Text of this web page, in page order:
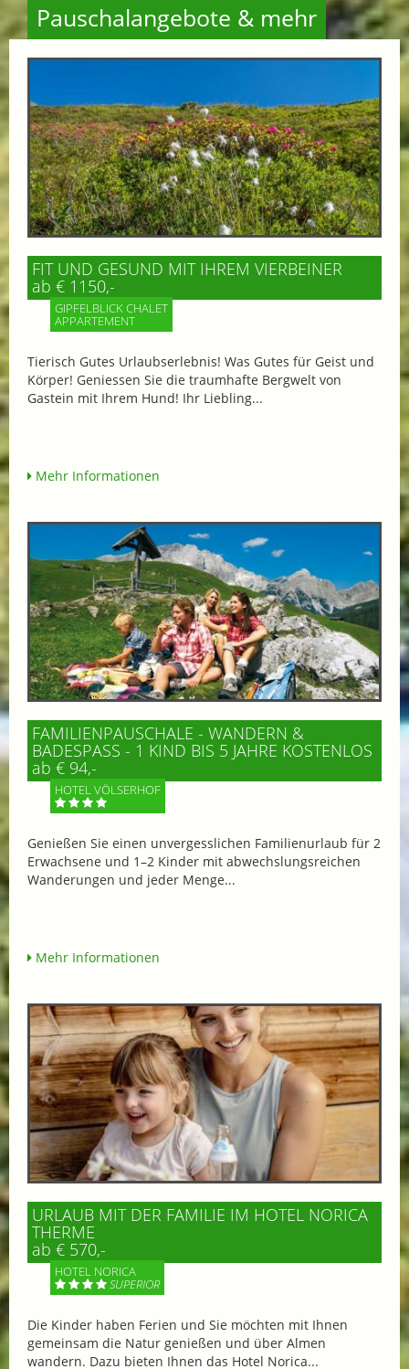
Pauschalangebote & mehr
FIT UND GESUND MIT IHREM VIERBEINER
ab € 1150,-
GIPFELBLICK CHALET
APPARTEMENT
Tierisch Gutes Urlaubserlebnis! Was Gutes für Geist und
Körper! Geniessen Sie die traumhafte Bergwelt von
Gastein mit Ihrem Hund! Ihr Liebling...
Mehr Informationen
FAMILIENPAUSCHALE - WANDERN &
BADESPASS - 1 KIND BIS 5 JAHRE KOSTENLOS
ab € 94,-
HOTEL VÖLSERHOF
Genießen Sie einen unvergesslichen Familienurlaub für 2
Erwachsene und 1–2 Kinder mit abwechslungsreichen
Wanderungen und jeder Menge...
Mehr Informationen
URLAUB MIT DER FAMILIE IM HOTEL NORICA
THERME
ab € 570,-
HOTEL NORICA
SUPERIOR
Die Kinder haben Ferien und Sie möchten mit Ihnen
gemeinsam die Natur genießen und über Almen
wandern. Dazu bieten Ihnen das Hotel Norica...